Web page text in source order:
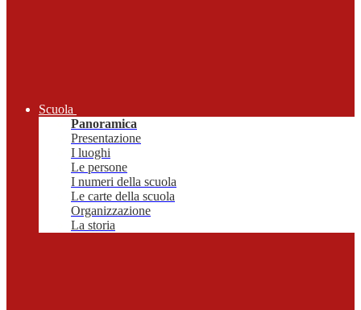
Scuola
Panoramica
Presentazione
I luoghi
Le persone
I numeri della scuola
Le carte della scuola
Organizzazione
La storia